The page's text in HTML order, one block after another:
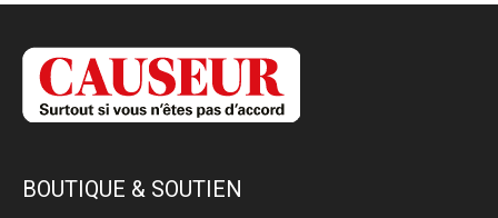
BOUTIQUE & SOUTIEN